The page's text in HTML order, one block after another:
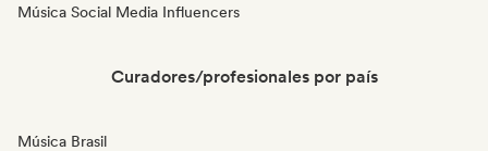
Música Social Media Influencers
Curadores/profesionales por país
Música Brasil